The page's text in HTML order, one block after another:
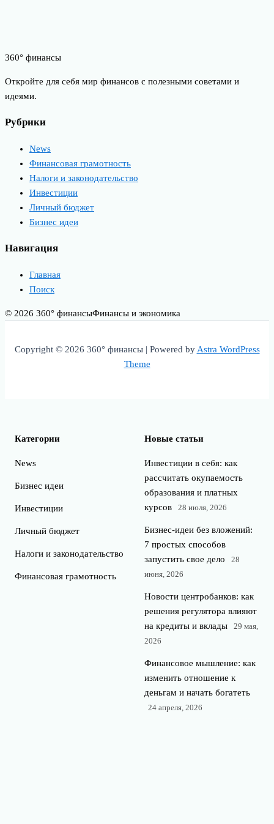
360° финансы
Откройте для себя мир финансов с полезными советами и
идеями.
Рубрики
News
Финансовая грамотность
Налоги и законодательство
Инвестиции
Личный бюджет
Бизнес идеи
Навигация
Главная
Поиск
© 2026 360° финансыФинансы и экономика
Copyright © 2026 360° финансы | Powered byAstra WordPress
Theme
Категории
News
Бизнес идеи
Инвестиции
Личный бюджет
Налоги и законодательство
Финансовая грамотность
Новые статьи
Инвестиции в себя: как
рассчитать окупаемость
образования и платных
курсов
28 июля, 2026
Бизнес-идеи без вложений:
7 простых способов
запустить свое дело
28
июня, 2026
Новости центробанков: как
решения регулятора влияют
на кредиты и вклады
29 мая,
2026
Финансовое мышление: как
изменить отношение к
деньгам и начать богатеть
24 апреля, 2026